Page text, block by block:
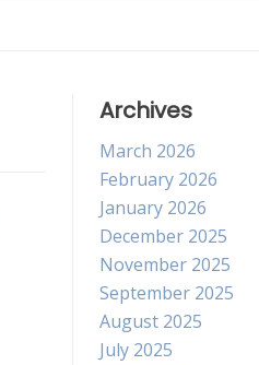
Archives
March 2026
February 2026
January 2026
December 2025
November 2025
September 2025
August 2025
July 2025